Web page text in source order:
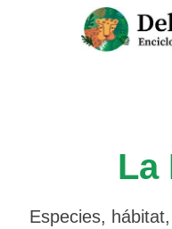
La
Especies,